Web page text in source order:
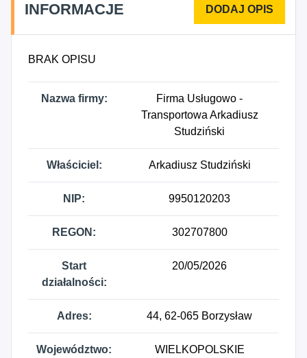
INFORMACJE
BRAK OPISU
Nazwa firmy:
Firma Usługowo -
Transportowa Arkadiusz
Studziński
Właściciel: Arkadiusz Studziński
NIP: 9950120203
REGON: 302707800
Start
działalności:
20/05/2026
Adres: 44, 62-065 Borzysław
Województwo: WIELKOPOLSKIE